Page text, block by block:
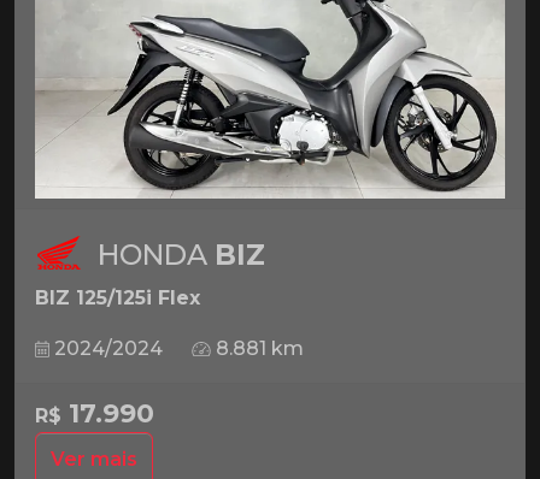
HONDA BIZ
BIZ 125/125i Flex
2024/2024 8.881 km
R$ 17.990
Ver mais